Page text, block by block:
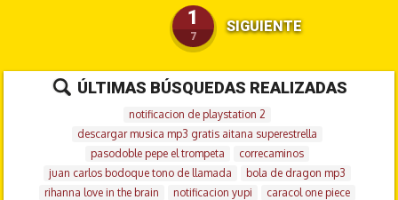
1
7
SIGUIENTE
ÚLTIMAS BÚSQUEDAS REALIZADAS
notificacion de playstation 2
descargar musica mp3 gratis aitana superestrella
pasodoble pepe el trompeta
correcaminos
juan carlos bodoque tono de llamada
bola de dragon mp3
rihanna love in the brain
notificacion yupi
caracol one piece